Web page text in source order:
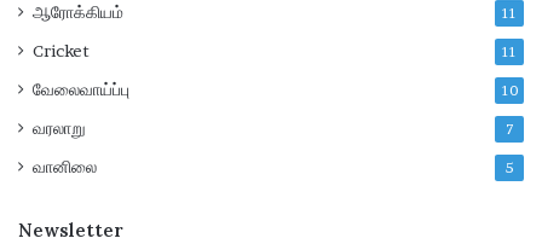
ஆரோக்கியம் 11
Cricket 11
வேலைவாய்ப்பு 10
வரலாறு 7
வானிலை 5
Newsletter